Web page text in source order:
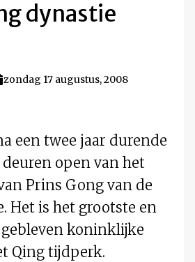
dynastie
zondag 17 augustus, 2008
een twee jaar durende
open van het
Prins Gong van de
Het is het grootste en
koninklijke
Qing tijdperk.